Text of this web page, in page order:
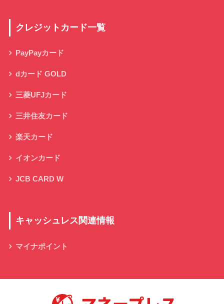
クレジットカード一覧
PayPayカード
dカード GOLD
三菱UFJカード
三井住友カード
楽天カード
イオンカード
JCB CARD W
キャッシュレス関連情報
マイナポイント